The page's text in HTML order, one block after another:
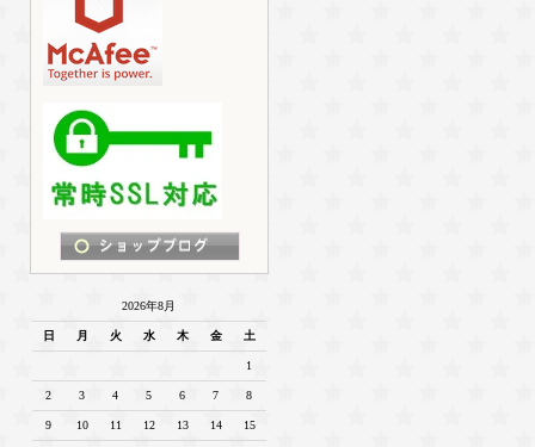
2026年8月
日 月 火 水 木 金 土
1
2 3 4 5 6 7 8
9 10 11 12 13 14 15